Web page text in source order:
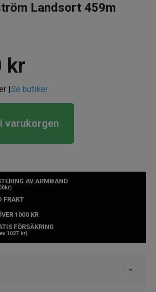
Landsort 459m
kr
|Se butiker
varukorgen
AV ARMBAND
FRAKT
1000 KR
FÖRSÄKRING
1027 kr)